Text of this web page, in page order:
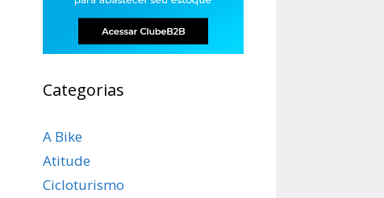
Categorias
A Bike
Atitude
Cicloturismo